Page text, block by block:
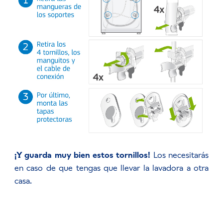
¡Y guarda muy bien estos tornillos! Los necesitarás
en caso de que tengas que llevar la lavadora a otra
casa.